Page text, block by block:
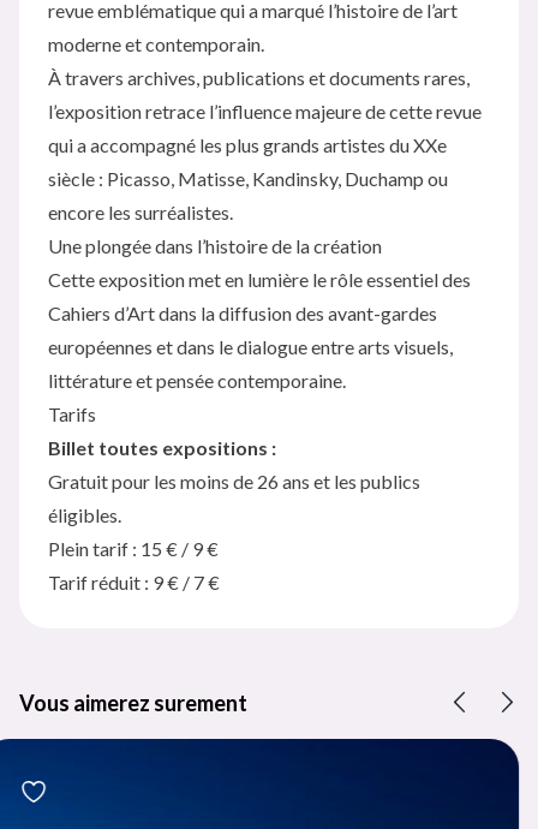
revue emblématique qui a marqué l’histoire de l’art
moderne et contemporain.
À travers archives, publications et documents rares,
l’exposition retrace l’influence majeure de cette revue
qui a accompagné les plus grands artistes du XXe
siècle : Picasso, Matisse, Kandinsky, Duchamp ou
encore les surréalistes.
Une plongée dans l’histoire de la création
Cette exposition met en lumière le rôle essentiel des
Cahiers d’Art dans la diffusion des avant-gardes
européennes et dans le dialogue entre arts visuels,
littérature et pensée contemporaine.
Tarifs
Billet toutes expositions :
Gratuit pour les moins de 26 ans et les publics
éligibles.
Plein tarif : 15 € / 9 €
Tarif réduit : 9 € / 7 €
Vous aimerez surement